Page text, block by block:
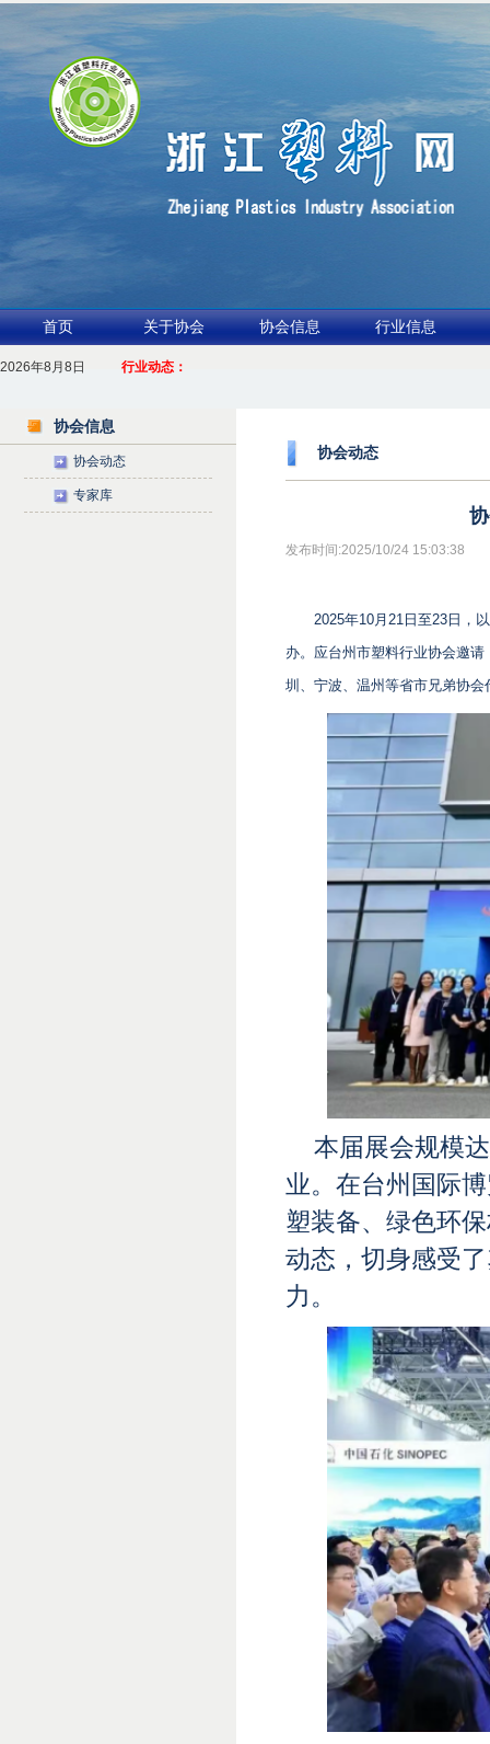
首页 关于协会 协会信息 行业信息
2026年8月8日 行业动态：
1.聚力产业链 共启新征程
协会信息
协会动态
专家库
协会动态
发布时间:2025/10/24 15:03:38
2025年10月21日至23日，
办。应台州市塑料行业协会邀
圳、宁波、温州等省市兄弟协
本届展会规模
业。在台州国际
塑装备、绿色环
动态，切身感受
力。